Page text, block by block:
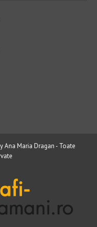
Ana Maria Dragan - Toate